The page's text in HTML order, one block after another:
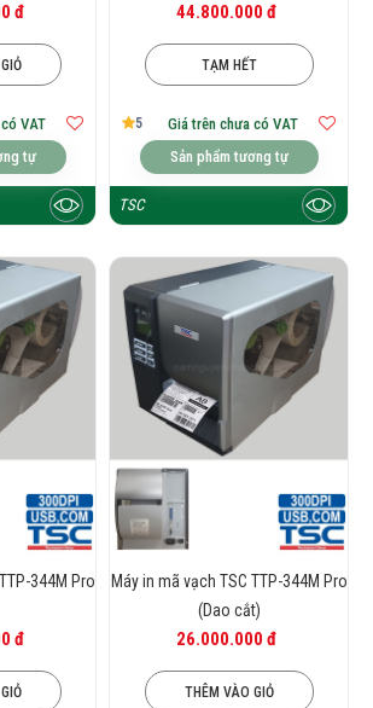
đ
VAT
tự
44.800.000 đ
TẠM HẾT
5
Giá trên chưa có VAT
Sản phẩm tương tự
TSC
344M Pro
đ
Máy in mã vạch TSC TTP-344M Pro
(Dao cắt)
26.000.000 đ
THÊM VÀO GIỎ